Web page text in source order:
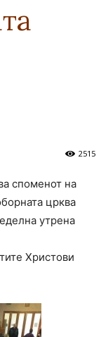
2515
споменот на
црква
утрена
Христови